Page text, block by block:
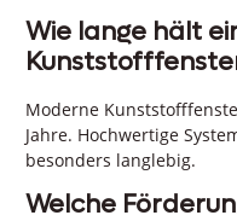
Wie lange hält
Moderne
Jahre. Hochwertige
besonders langlebig.
Welche